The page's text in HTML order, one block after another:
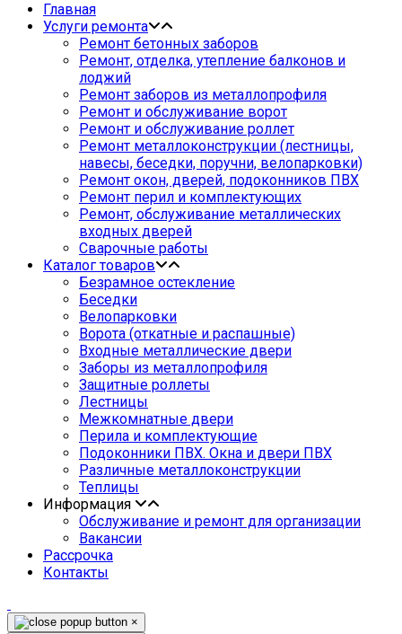
Главная
Услуги ремонта
Ремонт бетонных заборов
Ремонт, отделка, утепление балконов и
лоджий
Ремонт заборов из металлопрофиля
Ремонт и обслуживание ворот
Ремонт и обслуживание роллет
Ремонт металлоконструкции (лестницы,
навесы, беседки, поручни, велопарковки)
Ремонт окон, дверей, подоконников ПВХ
Ремонт перил и комплектующих
Ремонт, обслуживание металлических
входных дверей
Сварочные работы
Каталог товаров
Безрамное остекление
Беседки
Велопарковки
Ворота (откатные и распашные)
Входные металлические двери
Заборы из металлопрофиля
Защитные роллеты
Лестницы
Межкомнатные двери
Перила и комплектующие
Подоконники ПВХ. Окна и двери ПВХ
Различные металлоконструкции
Теплицы
Информация
Обслуживание и ремонт для организации
Вакансии
Рассрочка
Контакты
×